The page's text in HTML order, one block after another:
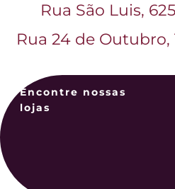
Rua São Luis,
Rua 24 de Outubro,
Encontre nossas
lojas